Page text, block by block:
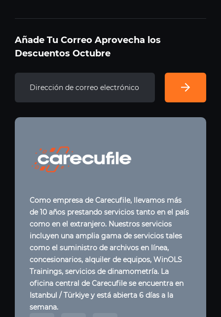
Añade Tu Correo Aprovecha los
Descuentos Octubre
Como empresa de Carecufile, llevamos más
de 10 años prestando servicios tanto en el país
como en el extranjero. Nuestros servicios
incluyen una amplia gama de servicios tales
como el suministro de archivos en línea,
concesionarios, alquiler de equipos, WinOLS
Trainings, servicios de dinamometría. La
oficina central de Carecufile se encuentra en
Istanbul / Türkiye y está abierta 6 días a la
semana.